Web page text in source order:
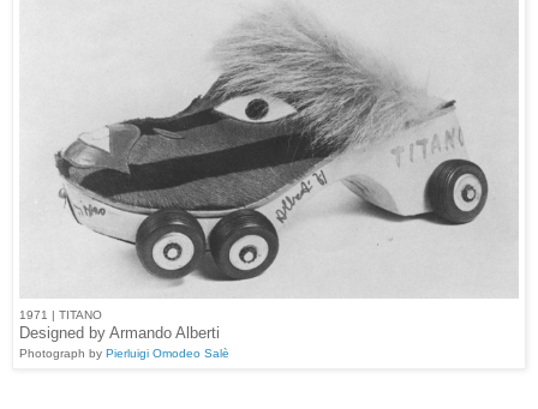
1971 | TITANO
Designed by Armando Alberti
Photograph by Pierluigi Omodeo Salè